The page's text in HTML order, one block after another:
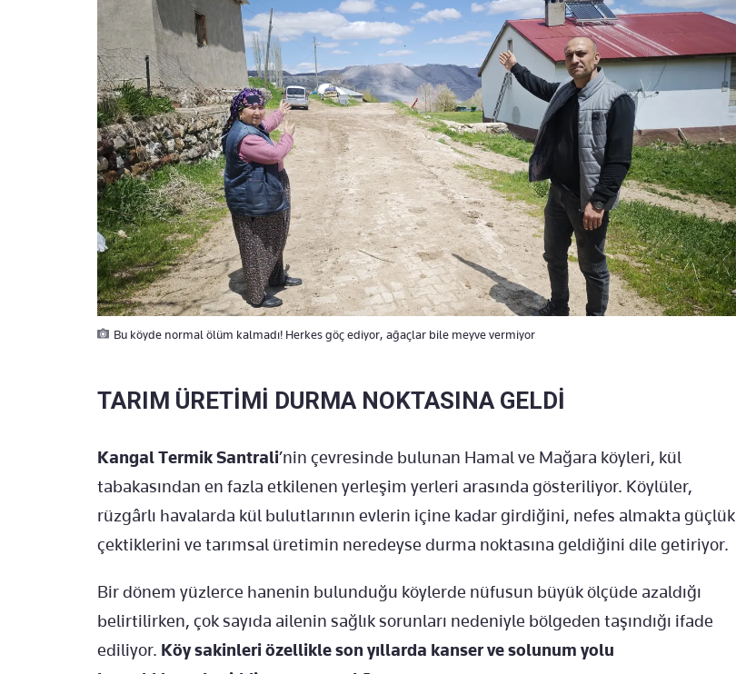
Bu köyde normal ölüm kalmadı! Herkes göç ediyor, ağaçlar bile meyve vermiyor
TARIM ÜRETİMİ DURMA NOKTASINA GELDİ
Kangal Termik Santrali’nin çevresinde bulunan Hamal ve Mağara köyleri, kül
tabakasından en fazla etkilenen yerleşim yerleri arasında gösteriliyor. Köylüler,
rüzgârlı havalarda kül bulutlarının evlerin içine kadar girdiğini, nefes almakta güçlük
çektiklerini ve tarımsal üretimin neredeyse durma noktasına geldiğini dile getiriyor.
Bir dönem yüzlerce hanenin bulunduğu köylerde nüfusun büyük ölçüde azaldığı
belirtilirken, çok sayıda ailenin sağlık sorunları nedeniyle bölgeden taşındığı ifade
ediliyor. Köy sakinleri özellikle son yıllarda kanser ve solunum yolu